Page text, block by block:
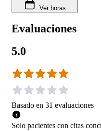
Ver horas
Evaluaciones
5.0
Basado en 31 evaluaciones
Solo pacientes con citas